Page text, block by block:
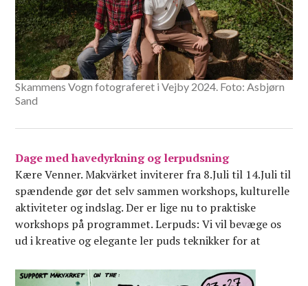
Skammens Vogn fotograferet i Vejby 2024. Foto: Asbjørn
Sand
Dage med havedyrkning og lerpudsning
Kære Venner. Makvärket inviterer fra 8.Juli til 14.Juli til
spændende gør det selv sammen workshops, kulturelle
aktiviteter og indslag. Der er lige nu to praktiske
workshops på programmet. Lerpuds: Vi vil bevæge os
ud i kreative og elegante ler puds teknikker for at
isoleringsvægge…